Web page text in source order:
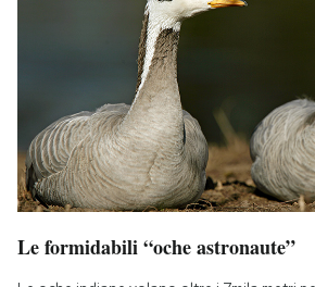
Le formidabili “oche astronaute”